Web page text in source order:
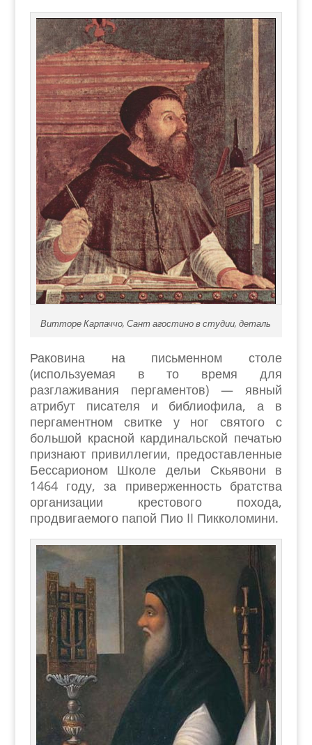
Витторе Карпаччо, Сант агостино в студии, деталь
Раковина на письменном столе
(используемая в то время для
разглаживания пергаментов) — явный
атрибут писателя и библиофила, а в
пергаментном свитке у ног святого с
большой красной кардинальской печатью
признают привиллегии, предоставленные
Бессарионом Школе дельи Скьявони в
1464 году, за приверженность братства
организации крестового похода,
продвигаемого папой Пио II Пикколомини.